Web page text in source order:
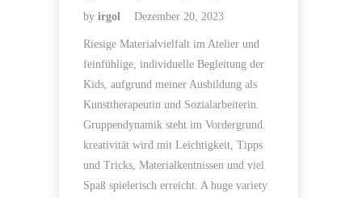
by irgol Dezember 20, 2023
Riesige Materialvielfalt im Atelier und
feinfühlige, individuelle Begleitung der
Kids, aufgrund meiner Ausbildung als
Kunsttherapeutin und Sozialarbeiterin.
Gruppendynamik steht im Vordergrund.
kreativität wird mit Leichtigkeit, Tipps
und Tricks, Materialkentnissen und viel
Spaß spielerisch erreicht. A huge variety